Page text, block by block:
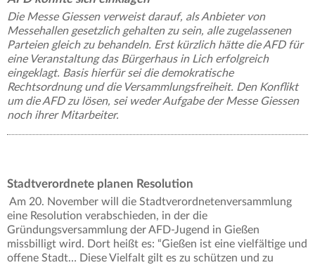
Die Messe Giessen verweist darauf, als Anbieter von
Messehallen gesetzlich gehalten zu sein, alle zugelassenen
Parteien gleich zu behandeln. Erst kürzlich hätte die AFD für
eine Veranstaltung das Bürgerhaus in Lich erfolgreich
eingeklagt. Basis hierfür sei die demokratische
Rechtsordnung und die Versammlungsfreiheit. Den Konflikt
um die AFD zu lösen, sei weder Aufgabe der Messe Giessen
noch ihrer Mitarbeiter.
Stadtverordnete planen Resolution
Am 20. November will die Stadtverordnetenversammlung
eine Resolution verabschieden, in der die
Gründungsversammlung der AFD-Jugend in Gießen
missbilligt wird. Dort heißt es: “Gießen ist eine vielfältige und
offene Stadt… Diese Vielfalt gilt es zu schützen und zu